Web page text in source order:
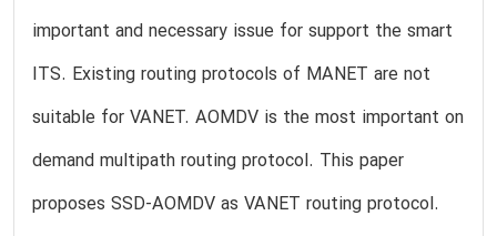
important and necessary issue for support the smart
ITS. Existing routing protocols of MANET are not
suitable for VANET. AOMDV is the most important on
demand multipath routing protocol. This paper
proposes SSD-AOMDV as VANET routing protocol.